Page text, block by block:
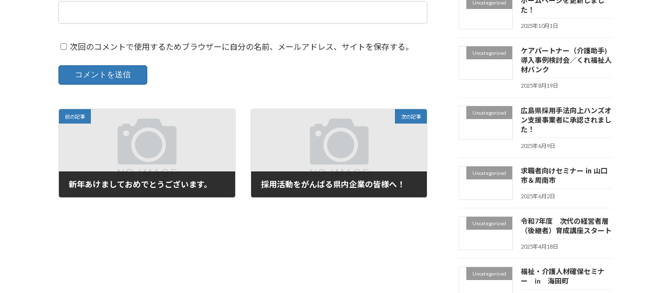
次回のコメントで使用するためブラウザーに自分の名前、メールアドレス、サイトを保存する。
前の記事
新年あけましておめでとうございます。
次の記事
採用活動をがんばる県内企業の皆様へ！
Uncategorized
た！
2025年10月1日
Uncategorized
ケアパートナー（介護助手)
導入事例検討会／くれ福祉人
材バンク
2025年8月19日
Uncategorized
広島県採用手法向上ハンズオ
ン支援事業者に承認されまし
た！
2025年6月9日
Uncategorized
求職者向けセミナー ㏌ 山口
市＆周南市
2025年6月2日
Uncategorized
令和7年度 次代の経営者層
（後継者）育成講座スタート
2025年4月18日
Uncategorized
福祉・介護人材確保セミナ
ー in 海田町